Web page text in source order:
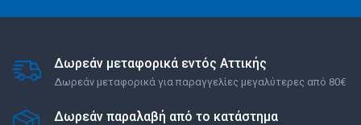
Δωρεάν μεταφορικά εντός Αττικής
Δωρεάν μεταφορικά για παραγγελίες μεγαλύτερες από 80€
Δωρεάν παραλαβή από το κατάστημα